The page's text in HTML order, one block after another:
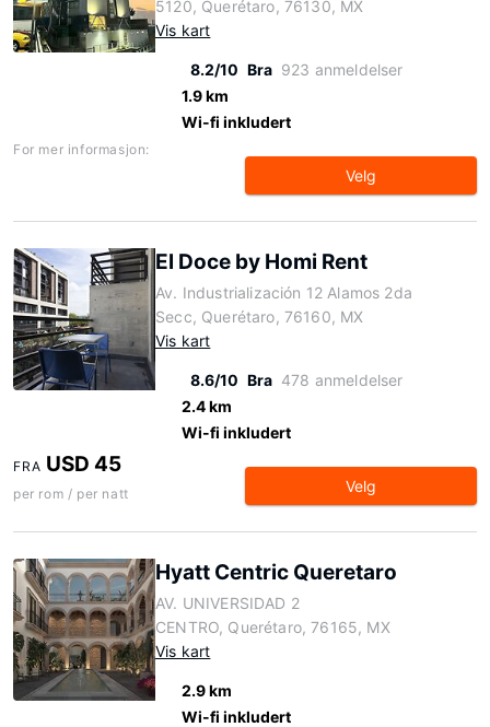
5120, Querétaro, 76130, MX
Vis kart
8.2/10 Bra 923 anmeldelser
1.9 km
Wi-fi inkludert
For mer informasjon:
Velg
El Doce by Homi Rent
Av. Industrialización 12 Alamos 2da
Secc, Querétaro, 76160, MX
Vis kart
8.6/10 Bra 478 anmeldelser
2.4 km
Wi-fi inkludert
FRA USD 45
per rom / per natt Velg
Hyatt Centric Queretaro
AV. UNIVERSIDAD 2
CENTRO, Querétaro, 76165, MX
Vis kart
2.9 km
Wi-fi inkludert